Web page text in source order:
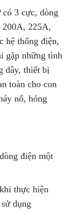
có 3 cực, dòng
225A,
hệ thống điện,
gặp những tình
dây, thiết bị
toàn cho con
nổ, hỏng
điện một
thực hiện
dụng